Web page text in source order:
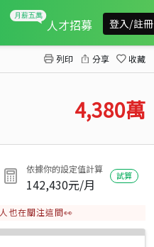
人才招募 登入/註冊
列印 分享 收藏
4,380萬
依據你的設定值計算
142,430元/月
試算
人也在關注這間👀